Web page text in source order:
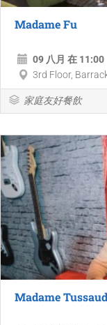
Madame Fu
09 八月 在 11:00
3rd Floor,
家庭友好餐飲
Madame